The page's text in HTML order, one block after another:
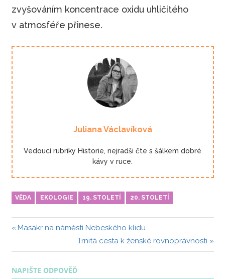
zvyšováním koncentrace oxidu uhličitého
v atmosféře přinese.
Juliana Václavíková
Vedoucí rubriky Historie, nejradši čte s šálkem dobré
kávy v ruce.
VĚDA EKOLOGIE 19. STOLETÍ 20. STOLETÍ
Navigace
pro
příspěvek
Předchozí
Masakr na náměstí Nebeského klidu
Další
příspěvek:
Trnitá cesta k ženské rovnoprávnosti
NAPIŠTE ODPOVĚĎ